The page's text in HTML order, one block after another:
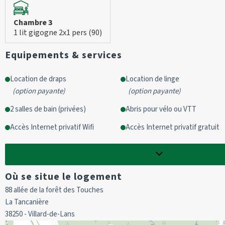
Départ :
Chambre 3
1 lit gigogne 2x1 pers (90)
Equipements & services
Location de draps
(option payante)
Location de linge
(option payante)
2 salles de bain (privées)
Abris pour vélo ou VTT
Accès Internet privatif Wifi
Accès Internet privatif gratuit
Où se situe le logement
88 allée de la forêt des Touches
La Tancanière
38250 - Villard-de-Lans